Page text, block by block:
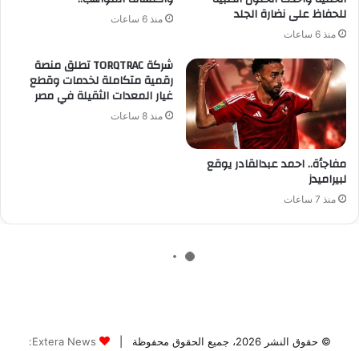
© حقوق النشر 2026، جميع الحقوق محفوظة | Extera News: